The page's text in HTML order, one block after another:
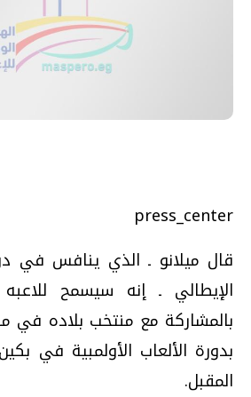
press_center
قال ميلانو ـ الذي ينافس في
الإيطالي ـ إنه سيسمح للاعبه
بالمشاركة مع منتخب بلاده في
بدورة الألعاب الأولمبية في
المقبل.